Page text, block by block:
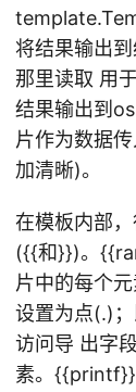
将结果输出
那里读取 用
结果输出到
片作为数据
加清晰)。
在模板内部
({{和}})。
片中的每个
设置为点(.)
访问导 出字
素。